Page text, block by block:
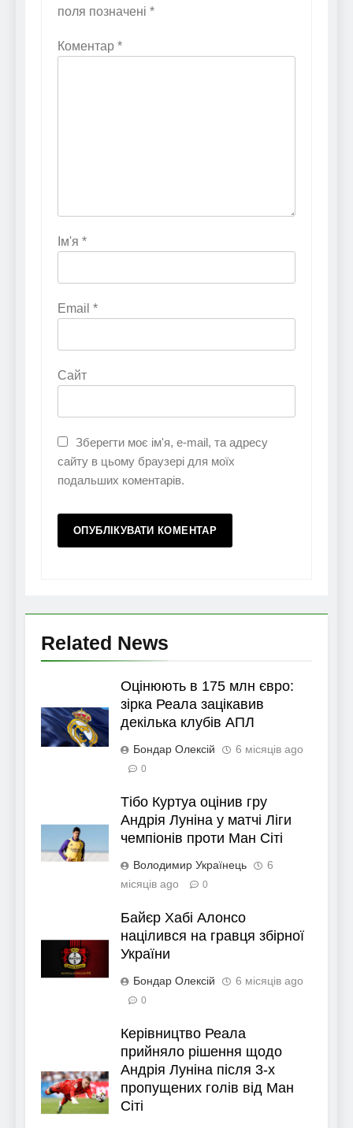
поля позначені *
Коментар *
Ім'я *
Email *
Сайт
Зберегти моє ім'я, e-mail, та адресу
сайту в цьому браузері для моїх
подальших коментарів.
Related News
Оцінюють в 175 млн євро:
зірка Реала зацікавив
декілька клубів АПЛ
Бондар Олексій 6 місяців ago
0
Тібо Куртуа оцінив гру
Андрія Луніна у матчі Ліги
чемпіонів проти Ман Сіті
Володимир Українець
6
місяців ago
0
Байєр Хабі Алонсо
націлився на гравця збірної
України
Бондар Олексій 6 місяців ago
0
Керівництво Реала
прийняло рішення щодо
Андрія Луніна після 3-х
пропущених голів від Ман
Сіті